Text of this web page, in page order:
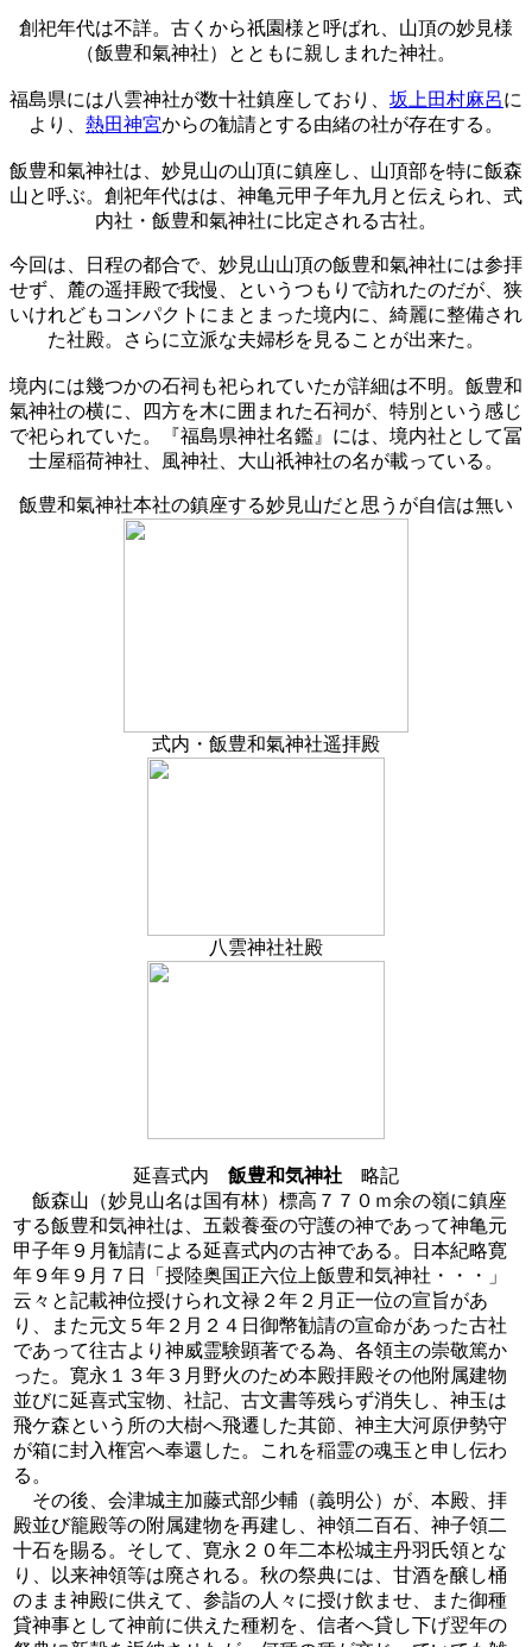
創祀年代は不詳。古くから祇園様と呼ばれ、山頂の妙見様
（飯豊和氣神社）とともに親しまれた神社。
福島県には八雲神社が数十社鎮座しており、 坂上田村麻呂に
より、 熱田神宮からの勧請とする由緒の社が存在する。
飯豊和氣神社は、妙見山の山頂に鎮座し、山頂部を特に飯森
山と呼ぶ。創祀年代はは、神亀元甲子年九月と伝えられ、式
内社・飯豊和氣神社に比定される古社。
今回は、日程の都合で、妙見山山頂の飯豊和氣神社には参拝
せず、麓の遥拝殿で我慢
、というつもりで訪れたのだが、狭
いけれどもコンパクトにまとまった境内に、綺麗に整備され
た社殿。さらに立派な夫婦杉を見ることが出来た。
境内には幾つかの石祠も祀られていたが詳細は不明。飯豊和
氣神社の横に、四方を木に囲まれた石祠が、特別という感じ
で祀られていた。『福島県神社名鑑』には、境内社として冨
士屋稲荷神社、風神社、大山祇神社の名が載っている。
飯豊和氣神社本社の鎮座する妙見山だと思うが自信は無い
式内・飯豊和氣神社遥拝殿
八雲神社社殿
延喜式内 飯豊和気神社 略記
飯森山（妙見山名は国有林）標高７７０ｍ余の嶺に鎮座
する飯豊和気神社は、五穀養蚕の守護の神であって神亀元
甲子年９月勧請による延喜式内の古神である。日本紀略寛
年９年９月７日「授陸奥国正六位上飯豊和気神社・・・」
云々と記載神位授けられ文禄２年２月正一位の宣旨があ
り、また元文５年２月２４日御幣勧請の宣命があった古社
であって往古より神威霊験顕著でる為、各領主の崇敬篤か
った。寛永１３年３月野火のため本殿拝殿その他附属建物
並びに延喜式宝物、社記、古文書等残らず消失し、神玉は
飛ケ森という所の大樹へ飛遷した其節、神主大河原伊勢守
が箱に封入権宮へ奉還した。これを稲霊の魂玉と申し伝わ
る。
その後、会津城主加藤式部少輔（義明公）が、本殿、拝
殿並び籠殿等の附属建物を再建し、神領二百石、神子領二
十石を賜る。そして、寛永２０年二本松城主丹羽氏領とな
り、以来神領等は廃される。秋の祭典には、甘酒を醸し桶
のまま神殿に供えて、参詣の人々に授け飲ませ、また御種
貸神事として神前に供えた種籾を、信者へ貸し下げ翌年の